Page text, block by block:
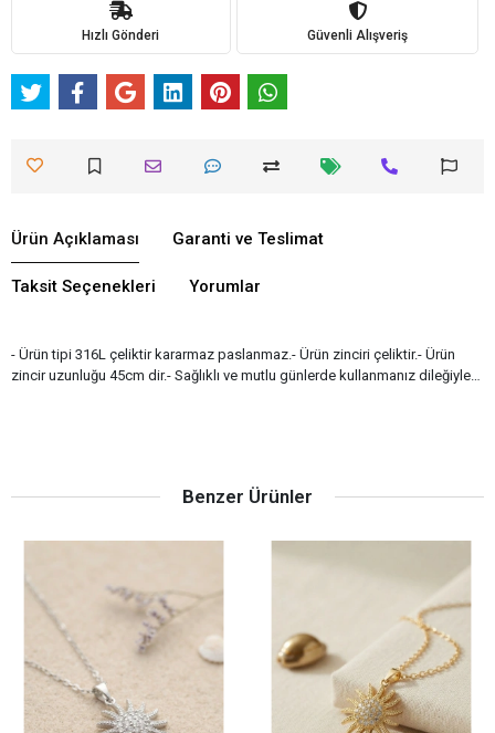
Hızlı Gönderi Güvenli Alışveriş
Ürün Açıklaması Garanti ve Teslimat
Taksit Seçenekleri Yorumlar
- Ürün tipi 316L çeliktir kararmaz paslanmaz.- Ürün zinciri çeliktir.- Ürün
zincir uzunluğu 45cm dir.- Sağlıklı ve mutlu günlerde kullanmanız dileğiyle…
Benzer Ürünler